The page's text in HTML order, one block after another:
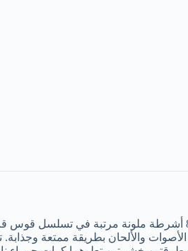
عرّف طفلك الصغير على متعة الموسيقى من خلال لعبة الإكسيليفون الخشبية النابضة بالحياة! تتميز هذه الآلة
والألحان بطريقة ممتعة